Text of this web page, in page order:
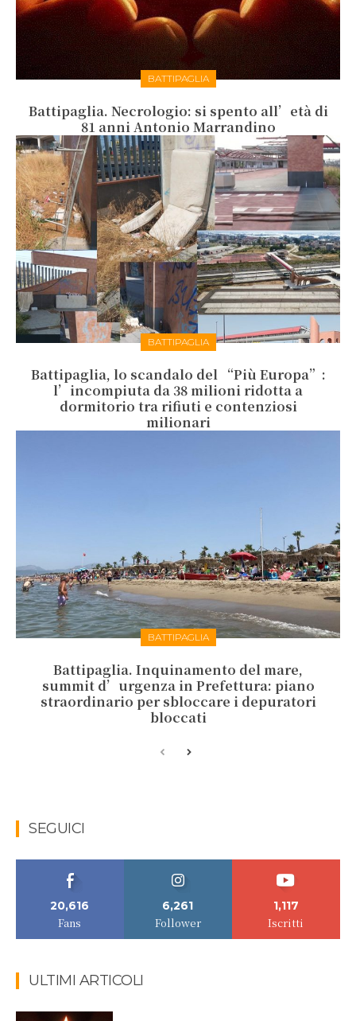
BATTIPAGLIA
Battipaglia. Necrologio: si spento all’età di
81 anni Antonio Marrandino
BATTIPAGLIA
Battipaglia, lo scandalo del “Più Europa”:
l’incompiuta da 38 milioni ridotta a
dormitorio tra rifiuti e contenziosi
milionari
BATTIPAGLIA
Battipaglia. Inquinamento del mare,
summit d’urgenza in Prefettura: piano
straordinario per sbloccare i depuratori
bloccati
SEGUICI
20,616
Fans
6,261
Follower
1,117
Iscritti
ULTIMI ARTICOLI